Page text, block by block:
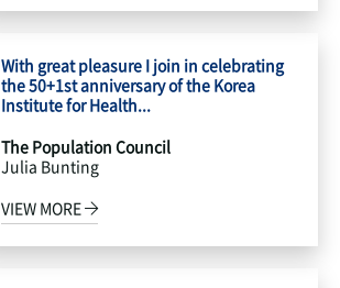
With great pleasure I join in celebrating
the 50+1st anniversary of the Korea
Institute for Health...
The Population Council
Julia Bunting
VIEW MORE